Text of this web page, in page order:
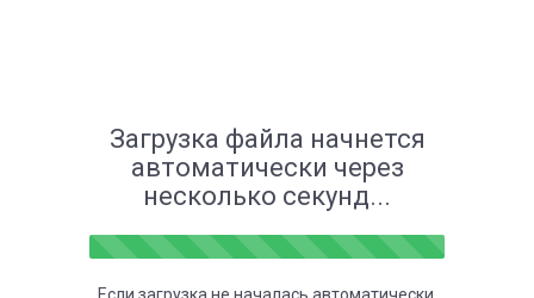
Загрузка файла начнется
автоматически через
несколько секунд...
Если загрузка не началась автоматически,